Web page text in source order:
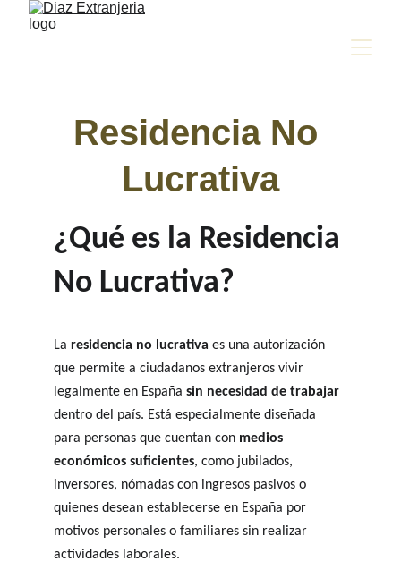
Residencia No
Lucrativa
¿Qué es la Residencia
No Lucrativa?
La residencia no lucrativa es una autorización
que permite a ciudadanos extranjeros vivir
legalmente en España sin necesidad de trabajar
dentro del país. Está especialmente diseñada
para personas que cuentan con medios
económicos suficientes, como jubilados,
inversores, nómadas con ingresos pasivos o
quienes desean establecerse en España por
motivos personales o familiares sin realizar
actividades laborales.